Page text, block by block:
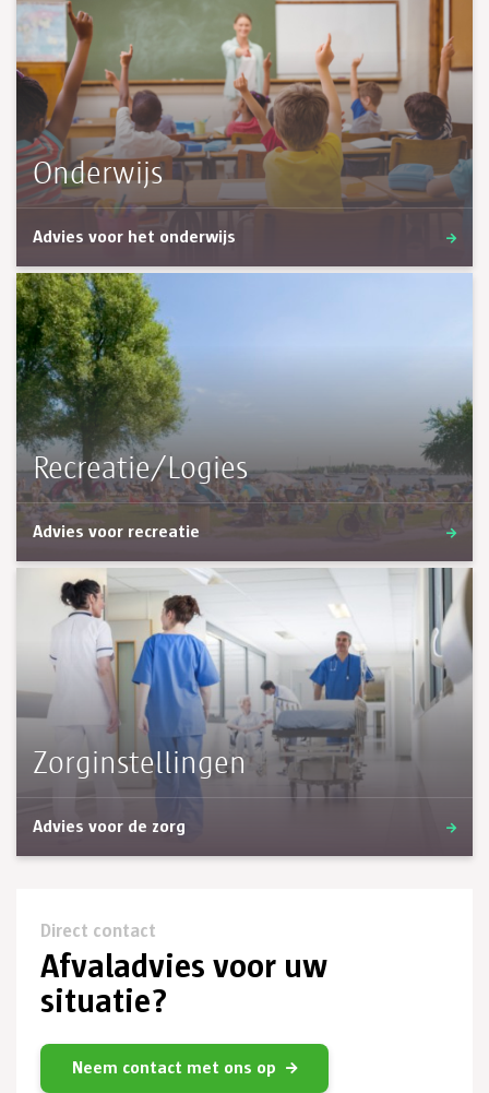
Onderwijs
Advies voor het onderwijs
Recreatie/Logies
Advies voor recreatie
Zorginstellingen
Advies voor de zorg
Direct contact
Afvaladvies voor uw
situatie?
Neem contact met ons op